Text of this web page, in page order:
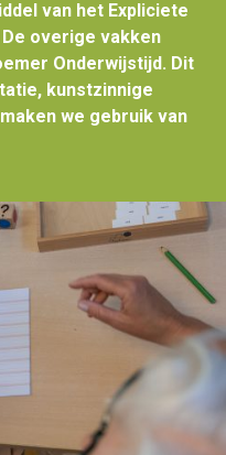
van het Expliciete
overige vakken
Onderwijstijd. Dit
kunstzinnige
we gebruik van